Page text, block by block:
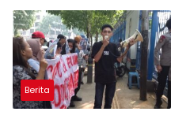
Berita